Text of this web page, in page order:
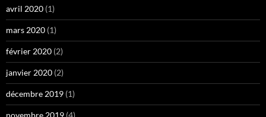
avril 2020 (1)
mars 2020 (1)
février 2020 (2)
janvier 2020 (2)
décembre 2019 (1)